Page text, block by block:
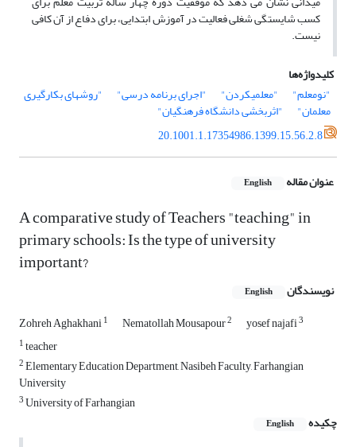
کسب شایستگی شغلی فعالیت در آموزش ابتدایی، برای دفاع از آن کافی
نیست.
کلیدواژه‌ها
"نومعلم"
"معلمی‎کردن" "اجرای برنامه درسی" "روش‏های بکارگیری
معلمان"
"اثربخشی دانشگاه فرهنگیان"
20.1001.1.17354986.1399.15.56.2.8
عنوان مقاله English
A comparative study of Teachers "teaching" in
primary schools: Is the type of university
important?
نویسندگان English
Zohreh Aghakhani1 Nematollah Mousapour2 yosef najafi3
1teacher
2Elementary Education Department, Nasibeh Faculty, Farhangian
University
3University of Farhangian
چکیده
English